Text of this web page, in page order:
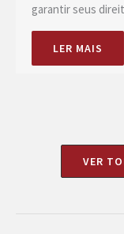
garantir seus
LER MAIS
VER